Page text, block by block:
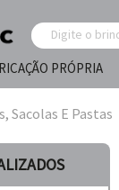
PRÓPRIA
Sacolas E Pastas